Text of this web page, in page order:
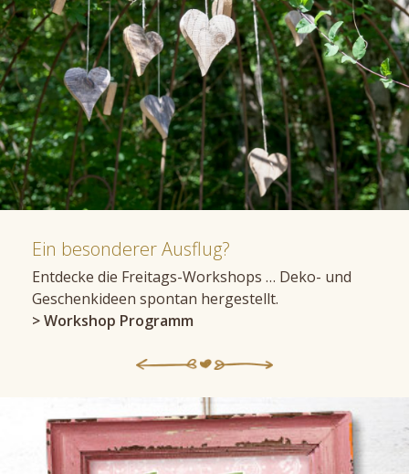
Ein besonderer Ausflug?
Entdecke die Freitags-Workshops … Deko- und
Geschenkideen spontan hergestellt.
> Workshop Programm